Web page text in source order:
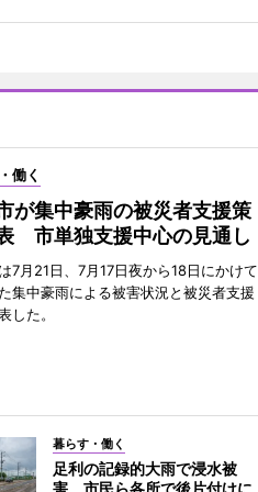
働く
が集中豪雨の被災者支援策
市単独支援中心の見通し
7月21日、7月17日夜から18日にかけて
集中豪雨による被害状況と被災者支援
した。
暮らす・働く
足利の記録的大雨で浸水被
害 市民ら各所で後片付けに